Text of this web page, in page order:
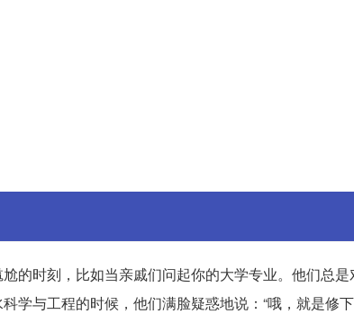
的时刻，比如当亲戚们问起你的大学专业。他们总是
学与工程的时候，他们满脸疑惑地说：“哦，就是修